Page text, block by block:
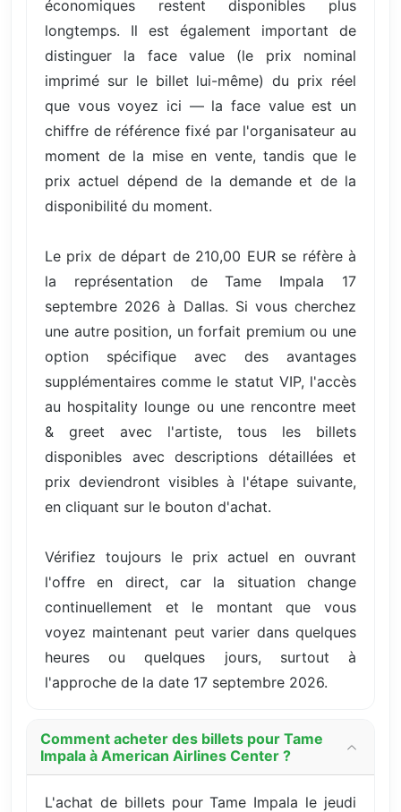
économiques restent disponibles plus
longtemps. Il est également important de
distinguer la face value (le prix nominal
imprimé sur le billet lui-même) du prix réel
que vous voyez ici — la face value est un
chiffre de référence fixé par l'organisateur au
moment de la mise en vente, tandis que le
prix actuel dépend de la demande et de la
disponibilité du moment.
Le prix de départ de 210,00 EUR se réfère à
la représentation de Tame Impala 17
septembre 2026 à Dallas. Si vous cherchez
une autre position, un forfait premium ou une
option spécifique avec des avantages
supplémentaires comme le statut VIP, l'accès
au hospitality lounge ou une rencontre meet
& greet avec l'artiste, tous les billets
disponibles avec descriptions détaillées et
prix deviendront visibles à l'étape suivante,
en cliquant sur le bouton d'achat.
Vérifiez toujours le prix actuel en ouvrant
l'offre en direct, car la situation change
continuellement et le montant que vous
voyez maintenant peut varier dans quelques
heures ou quelques jours, surtout à
l'approche de la date 17 septembre 2026.
Comment acheter des billets pour Tame
Impala à American Airlines Center ?
L'achat de billets pour Tame Impala le jeudi